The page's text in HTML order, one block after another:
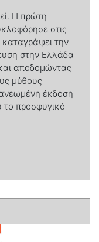
Η πρώτη
στις
καταγράψει την
στην Ελλάδα
αποδομώντας
μύθους
έκδοση
το προσφυγικό